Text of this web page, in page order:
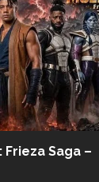
Saga –